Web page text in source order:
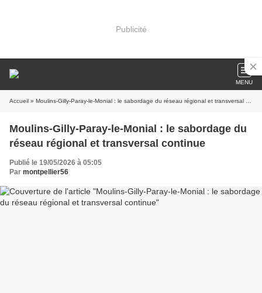
Publicité
MENU
Accueil » Moulins-Gilly-Paray-le-Monial : le sabordage du réseau régional et transversal continue
Moulins-Gilly-Paray-le-Monial : le sabordage du
réseau régional et transversal continue
Publié le 19/05/2026 à 05:05
Par montpellier56